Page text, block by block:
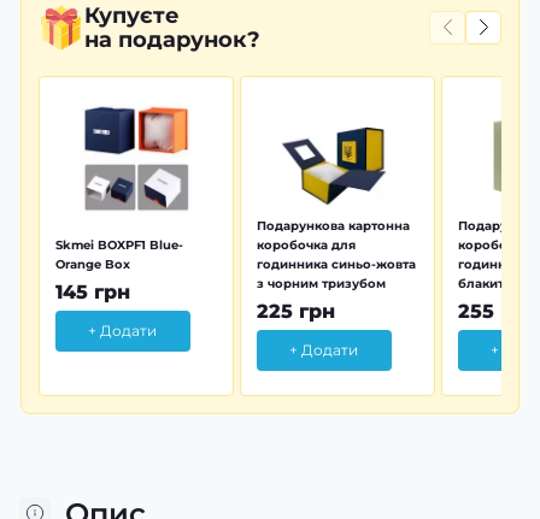
Купуєте
на подарунок?
Skmei BOXPF1 Blue-
Orange Box
145 грн
+ Додати
Подарункова картонна
коробочка для
годинника синьо-жовта
з чорним тризубом
225 грн
+ Додати
коробочка
годинника
блакитна
255 грн
+